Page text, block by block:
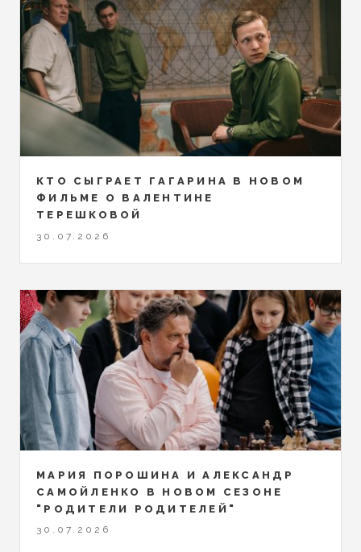
КТО СЫГРАЕТ ГАГАРИНА В НОВОМ
ФИЛЬМЕ О ВАЛЕНТИНЕ
ТЕРЕШКОВОЙ
30.07.2026
МАРИЯ ПОРОШИНА И АЛЕКСАНДР
САМОЙЛЕНКО В НОВОМ СЕЗОНЕ
"РОДИТЕЛИ РОДИТЕЛЕЙ"
30.07.2026